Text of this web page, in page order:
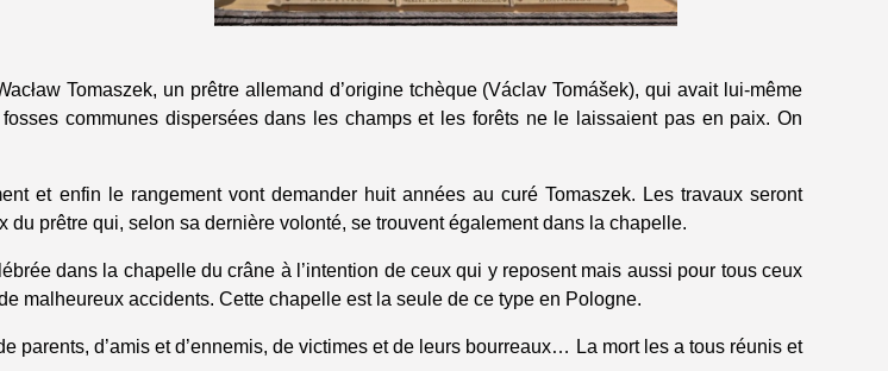
Tomaszek, un prêtre allemand d’origine tchèque (Václav Tomášek), qui avait lui-même
communes dispersées dans les champs et les forêts ne le laissaient pas en paix. On
et enfin le rangement vont demander huit années au curé Tomaszek. Les travaux seront
prêtre qui, selon sa dernière volonté, se trouvent également dans la chapelle.
dans la chapelle du crâne à l’intention de ceux qui y reposent mais aussi pour tous ceux
malheureux accidents. Cette chapelle est la seule de ce type en Pologne.
d’amis et d’ennemis, de victimes et de leurs bourreaux… La mort les a tous réunis et